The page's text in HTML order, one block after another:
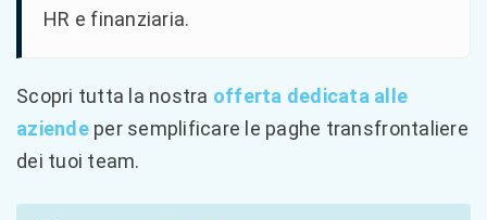
HR e finanziaria.
Scopri tutta la nostra offerta dedicata alle
aziendeper semplificare le paghe transfrontaliere
dei tuoi team.